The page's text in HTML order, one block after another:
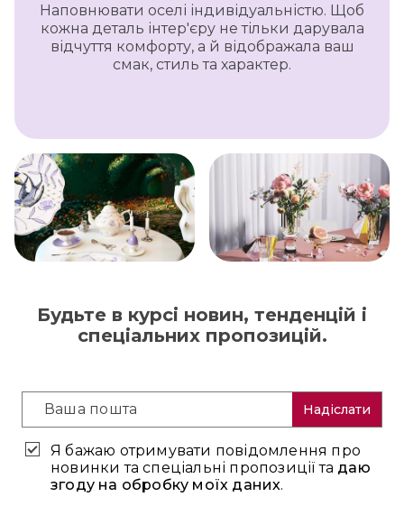
Наповнювати оселі індивідуальністю. Щоб
кожна деталь інтер'єру не тільки дарувала
відчуття комфорту, а й відображала ваш
смак, стиль та характер.
Будьте в курсі новин, тенденцій і
спеціальних пропозицій.
Надіслати
Я бажаю отримувати повідомлення про
новинки та спеціальні пропозиції та даю
згоду на обробку моїх даних.